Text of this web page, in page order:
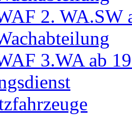
2. WA.SW
3.WA ab